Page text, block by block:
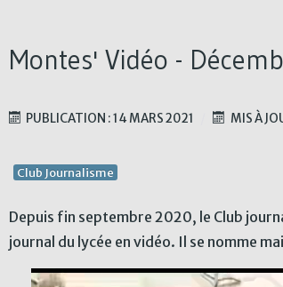
Montes' Vidéo -
PUBLICATION : 14 MARS 2021 MIS À
Club Journalisme
Depuis fin septembre 2020, le Club
journal du lycée en vidéo. Il se nomme